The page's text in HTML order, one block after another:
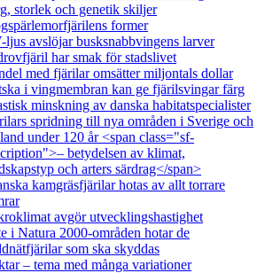
storlek och genetik skiljer
former
ljus avslöjar busksnabbvingens larver
har smak för stadslivet
med fjärilar omsätter miljontals dollar
i vingmembran kan ge fjärilsvingar färg
minskning av danska habitatspecialister
spridning till nya områden i Sverige och
under 120 år <span class="sf-
betydelsen av klimat,
och arters särdrag</span>
kamgräsfjärilar hotas av allt torrare
avgör utvecklingshastighet
i Natura 2000-områden hotar de
som ska skyddas
– tema med många variationer